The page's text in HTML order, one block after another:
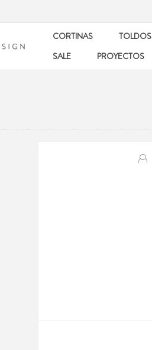
CORTINAS TOLDOS
SALE
PROYECTOS